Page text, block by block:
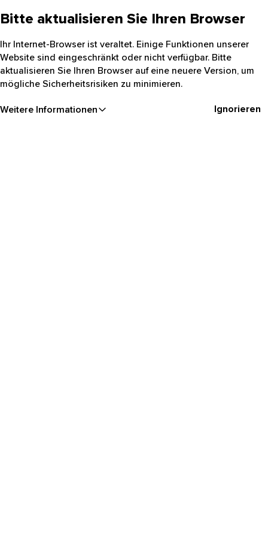
Bitte aktualisieren Sie Ihren Browser
Ihr Internet-Browser ist veraltet. Einige Funktionen unserer
Website sind eingeschränkt oder nicht verfügbar. Bitte
aktualisieren Sie Ihren Browser auf eine neuere Version, um
mögliche Sicherheitsrisiken zu minimieren.
Weitere Informationen Ignorieren